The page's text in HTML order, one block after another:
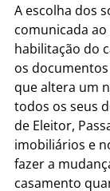
A escolha dos
comunicada
habilitação do
os
que altera um
todos os seus
de Eleitor,
imobiliários e
fazer a
casamento